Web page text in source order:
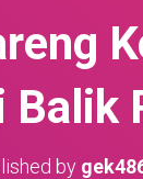
Balik
by